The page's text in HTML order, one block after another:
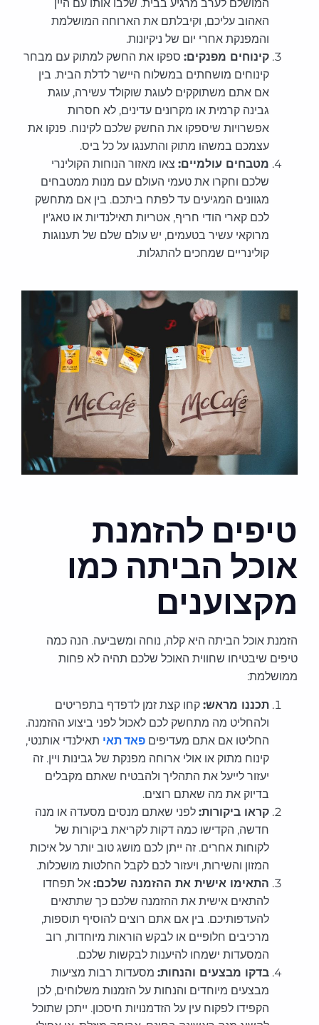
המושלם לערב מרגיע בבית. שלבו אותו עם היין
האהוב עליכם, וקיבלתם את הארוחה המושלמת
והמפנקת אחרי יום של ניקיונות.
קינוחים מפנקים:ספקו את החשק למתוק עם מבחר
קינוחים מושחתים במשלוח היישר לדלת הבית. בין
אם אתם משתוקקים לעוגת שוקולד עשירה, עוגת
גבינה קרמית או מקרונים עדינים, לא חסרות
אפשרויות שיספקו את החשק שלכם לקינוח. פנקו את
עצמכם במשהו מתוק והתענגו על כל ביס.
מטבחים עולמיים:צאו מאזור הנוחות הקולינרי
שלכם וחקרו את טעמי העולם עם מנות ממטבחים
מגוונים המגיעים עד לפתח ביתכם. בין אם מתחשק
לכם קארי הודי חריף, אטריות תאילנדיות או טאג'ין
מרוקאי עשיר בטעמים, יש עולם שלם של תענוגות
קולינריים שמחכים להתגלות.
טיפים להזמנת
אוכל הביתה כמו
מקצוענים
הזמנת אוכל הביתה היא קלה, נוחה ומשביעה. הנה כמה
טיפים שיבטיחו שחווית האוכל שלכם תהיה לא פחות
ממושלמת:
תכננו מראש:קחו קצת זמן לדפדף בתפריטים
ולהחליט מה מתחשק לכם לאכול לפני ביצוע ההזמנה.
החליטו אם אתם מעדיפיםפאד תאיתאילנדי אותנטי,
קינוח מתוק או אולי ארוחה מפנקת של גבינות ויין. זה
יעזור לייעל את התהליך ולהבטיח שאתם מקבלים
בדיוק את מה שאתם רוצים.
קראו ביקורות:לפני שאתם מנסים מסעדה או מנה
חדשה, הקדישו כמה דקות לקריאת ביקורות של
לקוחות אחרים. זה ייתן לכם מושג טוב יותר על איכות
המזון והשירות, ויעזור לכם לקבל החלטות מושכלות.
התאימו אישית את ההזמנה שלכם:אל תפחדו
להתאים אישית את ההזמנה שלכם כך שתתאים
להעדפותיכם. בין אם אתם רוצים להוסיף תוספות,
מרכיבים חלופיים או לבקש הוראות מיוחדות, רוב
המסעדות ישמחו להיענות לבקשות שלכם.
בדקו מבצעים והנחות:מסעדות רבות מציעות
מבצעים מיוחדים והנחות על הזמנות משלוחים, לכן
הקפידו לפקוח עין על הזדמנויות חיסכון. ייתכן שתוכל